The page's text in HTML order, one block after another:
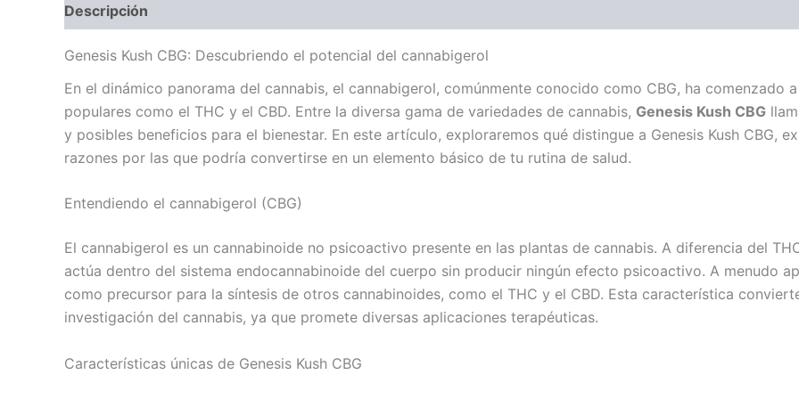
Descripción
Genesis Kush CBG: Descubriendo el potencial del cannabigerol
En el dinámico panorama del cannabis, el cannabigerol, comúnmente conocido como CBG, ha comenzado
populares como el THC y el CBD. Entre la diversa gama de variedades de cannabis, Genesis Kush CBG
y posibles beneficios para el bienestar. En este artículo, exploraremos qué distingue a Genesis Kush CBG,
razones por las que podría convertirse en un elemento básico de tu rutina de salud.
Entendiendo el cannabigerol (CBG)
El cannabigerol es un cannabinoide no psicoactivo presente en las plantas de cannabis. A diferencia del
actúa dentro del sistema endocannabinoide del cuerpo sin producir ningún efecto psicoactivo. A menudo
como precursor para la síntesis de otros cannabinoides, como el THC y el CBD. Esta característica
investigación del cannabis, ya que promete diversas aplicaciones terapéuticas.
Características únicas de Genesis Kush CBG